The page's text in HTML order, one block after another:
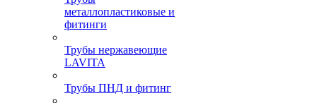
металлопластиковые и
фитинги
Трубы нержавеющие
LAVITA
Трубы ПНД и фитинг